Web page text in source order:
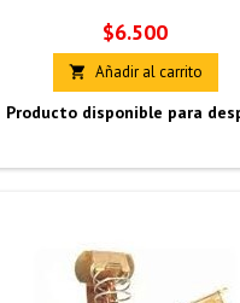
Precio
$6.500
 Añadir al carrito
Producto disponible para